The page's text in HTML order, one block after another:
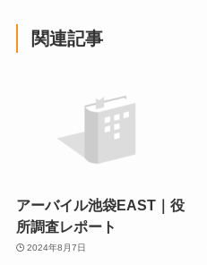
関連記事
アーバイル池袋EAST｜役
所調査レポート
2024年8月7日